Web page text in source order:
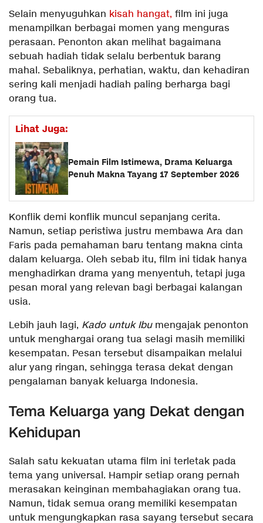
Selain menyuguhkan kisah hangat, film ini juga
menampilkan berbagai momen yang menguras
perasaan. Penonton akan melihat bagaimana
sebuah hadiah tidak selalu berbentuk barang
mahal. Sebaliknya, perhatian, waktu, dan kehadiran
sering kali menjadi hadiah paling berharga bagi
orang tua.
Lihat Juga:
Pemain Film Istimewa, Drama Keluarga
Penuh Makna Tayang 17 September 2026
Konflik demi konflik muncul sepanjang cerita.
Namun, setiap peristiwa justru membawa Ara dan
Faris pada pemahaman baru tentang makna cinta
dalam keluarga. Oleh sebab itu, film ini tidak hanya
menghadirkan drama yang menyentuh, tetapi juga
pesan moral yang relevan bagi berbagai kalangan
usia.
Lebih jauh lagi, Kado untuk Ibumengajak penonton
untuk menghargai orang tua selagi masih memiliki
kesempatan. Pesan tersebut disampaikan melalui
alur yang ringan, sehingga terasa dekat dengan
pengalaman banyak keluarga Indonesia.
Tema Keluarga yang Dekat dengan
Kehidupan
Salah satu kekuatan utama film ini terletak pada
tema yang universal. Hampir setiap orang pernah
merasakan keinginan membahagiakan orang tua.
Namun, tidak semua orang memiliki kesempatan
untuk mengungkapkan rasa sayang tersebut secara